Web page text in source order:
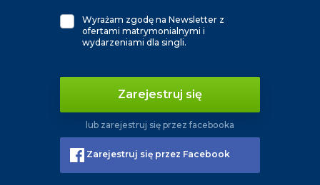
Wyrażam zgodę na Newsletter z
ofertami matrymonialnymi i
wydarzeniami dla singli.
Zarejestruj się
lub zarejestruj się przez facebooka
Zarejestruj się przez Facebook